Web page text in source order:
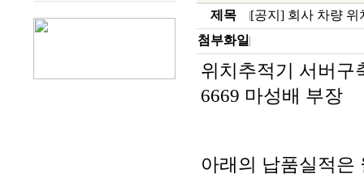
제목
[공지] 회사 차량 위
첨부화일
위치추적기 서버구
6669 마성배 부장
아래의 납품실적은